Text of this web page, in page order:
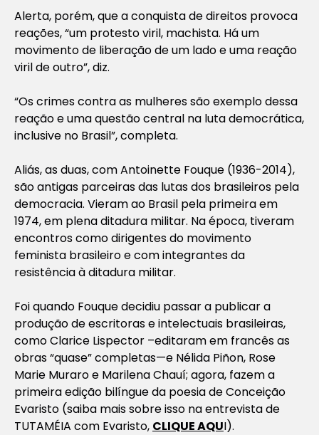
Alerta, porém, que a conquista de direitos provoca
reações, “um protesto viril, machista. Há um
movimento de liberação de um lado e uma reação
viril de outro”, diz.
“Os crimes contra as mulheres são exemplo dessa
reação e uma questão central na luta democrática,
inclusive no Brasil”, completa.
Aliás, as duas, com Antoinette Fouque (1936-2014),
são antigas parceiras das lutas dos brasileiros pela
democracia. Vieram ao Brasil pela primeira em
1974, em plena ditadura militar. Na época, tiveram
encontros como dirigentes do movimento
feminista brasileiro e com integrantes da
resistência à ditadura militar.
Foi quando Fouque decidiu passar a publicar a
produção de escritoras e intelectuais brasileiras,
como Clarice Lispector –editaram em francês as
obras “quase” completas—e Nélida Piñon, Rose
Marie Muraro e Marilena Chauí; agora, fazem a
primeira edição bilíngue da poesia de Conceição
Evaristo (saiba mais sobre isso na entrevista de
TUTAMÉIA com Evaristo, CLIQUE AQUI).